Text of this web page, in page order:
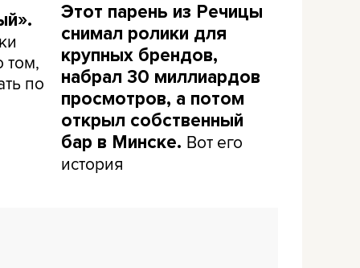
том,
по
Этот парень из Речицы
снимал ролики для
крупных брендов,
набрал 30 миллиардов
просмотров, а потом
открыл собственный
бар в Минске. Вот его
история